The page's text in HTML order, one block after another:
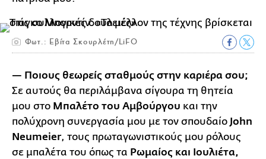
Φωτ.: Εβίτα Σκουρλέτη/LiFO
— Ποιους θεωρείς σταθμούς στην καριέρα σου;
Σε αυτούς θα περιλάμβανα σίγουρα τη θητεία
μου στο Μπαλέτο του Αμβούργου και την
πολύχρονη συνεργασία μου με τον σπουδαίο John
Neumeier, τους πρωταγωνιστικούς μου ρόλους
σε μπαλέτα του όπως τα Ρωμαίος και Ιουλιέτα,